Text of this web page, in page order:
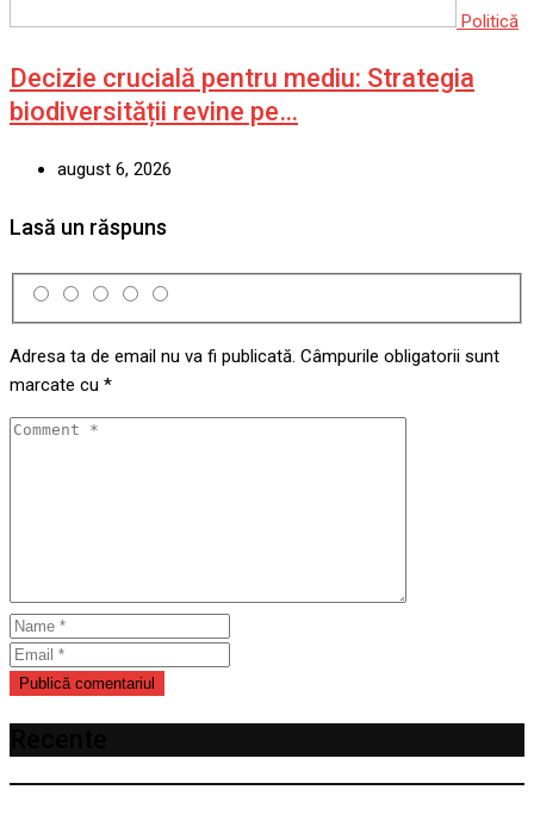
Politică
Decizie crucială pentru mediu: Strategia
biodiversității revine pe…
august 6, 2026
Lasă un răspuns
Adresa ta de email nu va fi publicată. Câmpurile obligatorii sunt
marcate cu *